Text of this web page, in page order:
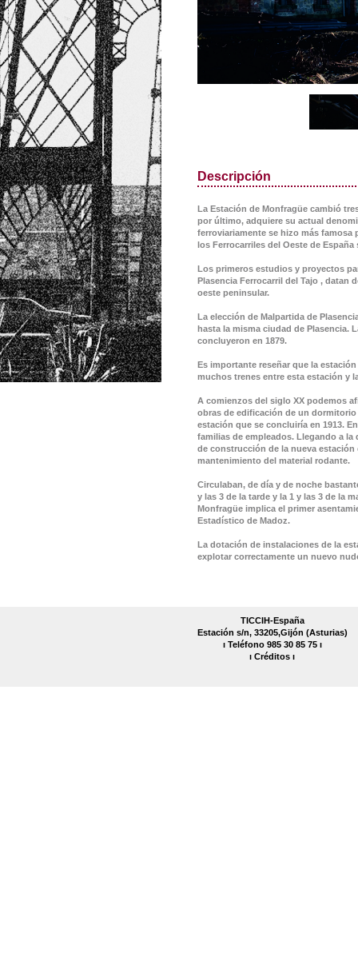
Descripción
La Estación de Monfragüe cambió
por último, adquiere su actual
ferroviariamente se hizo más famosa
los Ferrocarriles del Oeste de
Los primeros estudios y proyectos
Plasencia Ferrocarril del Tajo , datan
oeste peninsular.
La elección de Malpartida de
hasta la misma ciudad de Plasencia.
concluyeron en 1879.
Es importante reseñar que la
muchos trenes entre esta estación y
A comienzos del siglo XX podemos
obras de edificación de un
estación que se concluiría en 1913.
familias de empleados. Llegando a la
de construcción de la nueva
mantenimiento del material rodante.
Circulaban, de día y de noche
y las 3 de la tarde y la 1 y las 3 de la
Monfragüe implica el primer
Estadístico de Madoz.
La dotación de instalaciones de la
explotar correctamente un nuevo
TICCIH-España
Estación s/n, 33205,Gijón (Asturias)
ı Teléfono 985 30 85 75 ı
ı Créditos ı